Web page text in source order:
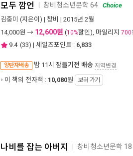
모두 깜언 창비청소년문학 64 Choice
김중미 (지은이) | 창비 | 2015년 2월
14,000원 → 12,600원 (10%할인), 마일리지 700
9.4 (33) | 세일즈포인트 : 6,833
양탄자배송 밤 11시 잠들기전 배송 지역변경
이 책의 전자책 : 10,080원 보러 가기
나비를 잡는 아버지 창비청소년문학 18